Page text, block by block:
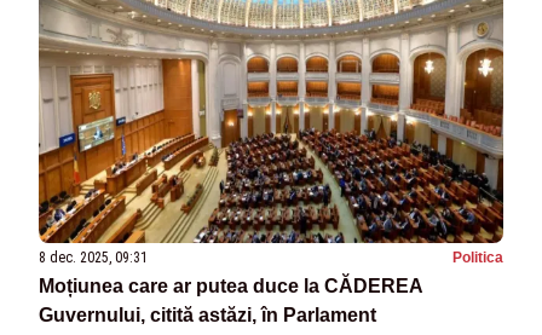
8 dec. 2025, 09:31 Politica
Moțiunea care ar putea duce la CĂDEREA
Guvernului, citită astăzi, în Parlament